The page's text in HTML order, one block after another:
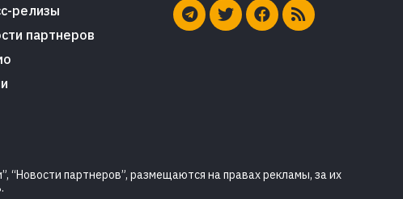
релизы
партнеров
партнеров”, размещаются на правах рекламы, за их